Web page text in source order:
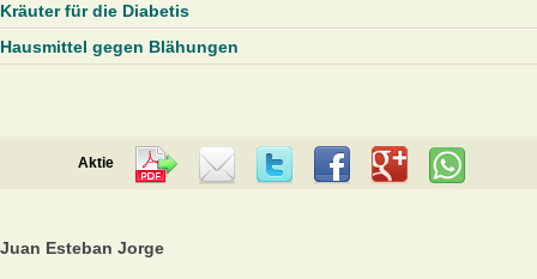
Kräuter für die Diabetis
Hausmittel gegen Blähungen
Aktie
Juan Esteban Jorge